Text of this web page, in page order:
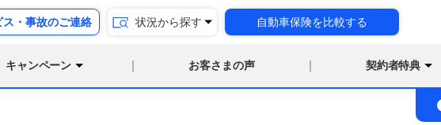
ス・事故のご連絡 状況から探す 自動車保険を比較する
キャンペーン お客さまの声 契約者特典